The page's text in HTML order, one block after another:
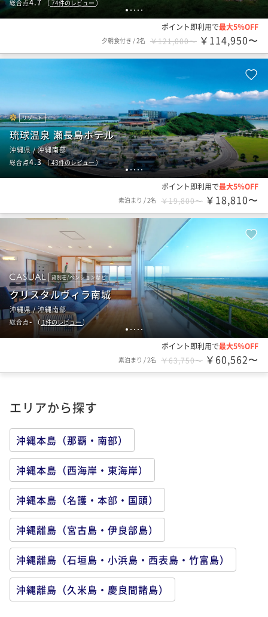
1 2 3 4 5
総合点4.7 （ 74件のレビュー ）
ポイント即利用で最大5％OFF
夕朝食付き /2名 ￥121,000〜 ￥114,950〜
12345
リゾート
琉球温泉 瀬長島ホテル
沖縄県 / 沖縄南部
総合点4.3（43件のレビュー）
ポイント即利用で最大5％OFF
素泊まり /2名 ￥19,800〜 ￥18,810〜
1 2 3 4 5
貸別荘/ペンションなど
クリスタルヴィラ南城
沖縄県 / 沖縄南部
総合点-（ 1件のレビュー）
ポイント即利用で最大5％OFF
素泊まり /2名 ￥63,750〜 ￥60,562〜
エリアから探す
沖縄本島（那覇・南部）
沖縄本島（西海岸・東海岸）
沖縄本島（名護・本部・国頭）
沖縄離島（宮古島・伊良部島）
沖縄離島（石垣島・小浜島・西表島・竹富島）
沖縄離島（久米島・慶良間諸島）